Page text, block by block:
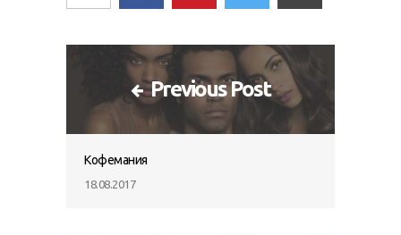
Previous Post
Кофемания
18.08.2017